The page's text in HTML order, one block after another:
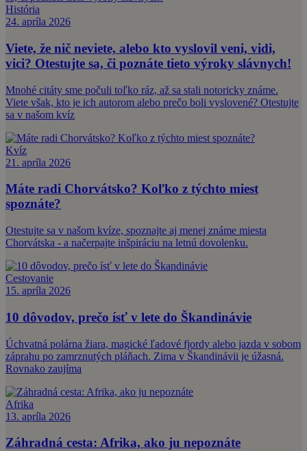
História
24. apríla 2026
Viete, že nič neviete, alebo kto vyslovil veni, vidi,
vici? Otestujte sa, či poznáte tieto výroky slávnych!
Mnohé citáty sme počuli toľko ráz, až sa stali notoricky známe.
Viete však, kto je ich autorom alebo prečo boli vyslovené? Otestujte
sa v našom kvíz
Kvíz
21. apríla 2026
Máte radi Chorvátsko? Koľko z týchto miest
spoznáte?
Otestujte sa v našom kvíze, spoznajte aj menej známe miesta
Chorvátska - a načerpajte inšpiráciu na letnú dovolenku.
Cestovanie
15. apríla 2026
10 dôvodov, prečo ísť v lete do Škandinávie
Úchvatná polárna žiara, magické ľadové fjordy alebo jazda v sobom
záprahu po zamrznutých pláňach. Zima v Škandinávii je úžasná.
Rovnako zaujíma
Afrika
13. apríla 2026
Záhradná cesta: Afrika, ako ju nepoznáte